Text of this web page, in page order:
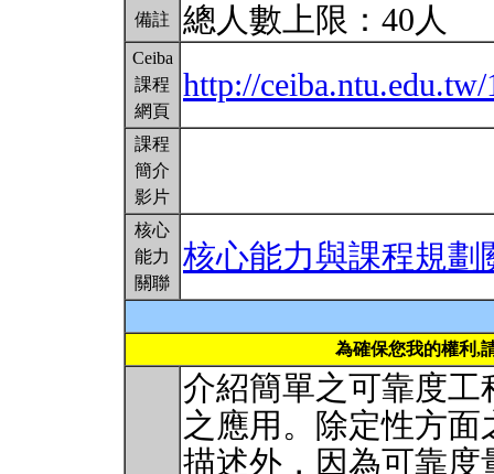
備註 總人數上限：40人
Ceiba
課程
網頁
http://
課程
簡介
影片
核心
能力
關聯
核心能力與課程規劃
為確保您我的權利,
介紹簡單之可靠度
之應用。除定性方面
描述外，因為可靠